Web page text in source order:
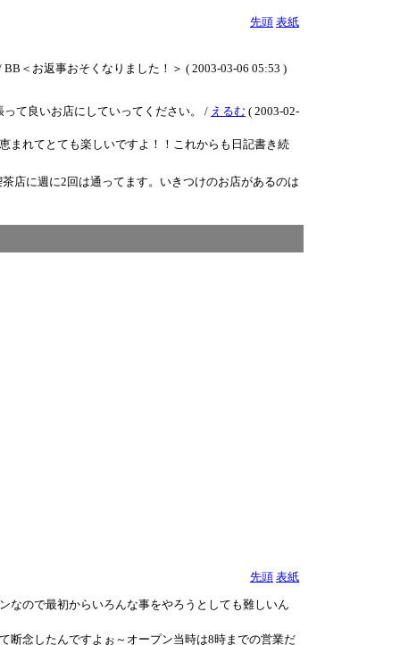
先頭 表紙
＜お返事おそくなりました！＞ ( 2003-03-06 05:53 )
て良いお店にしていってください。 / えるむ ( 2003-02-
まれてとても楽しいですよ！！これからも日記書き続
店に週に2回は通ってます。いきつけのお店があるのは
先頭 表紙
なので最初からいろんな事をやろうとしても難しいん
断念したんですよぉ～オープン当時は8時までの営業だ